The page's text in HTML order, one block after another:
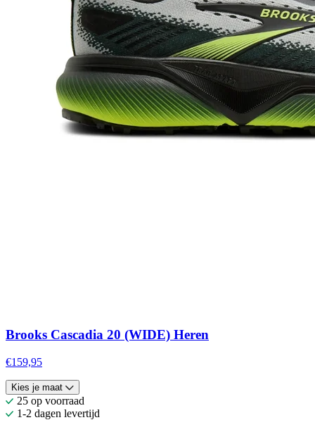
Brooks Cascadia 20 (WIDE) Heren
€159,95
Kies je maat
25 op voorraad
1-2 dagen levertijd